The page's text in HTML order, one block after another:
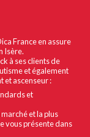
France en assure
Isère.
à ses clients de
et également
et ascenseur :
et
et la plus
vous présente dans